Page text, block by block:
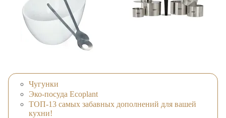
Чугунки
Эко-посуда Ecoplant
ТОП-13 самых забавных дополнений для вашей
кухни!